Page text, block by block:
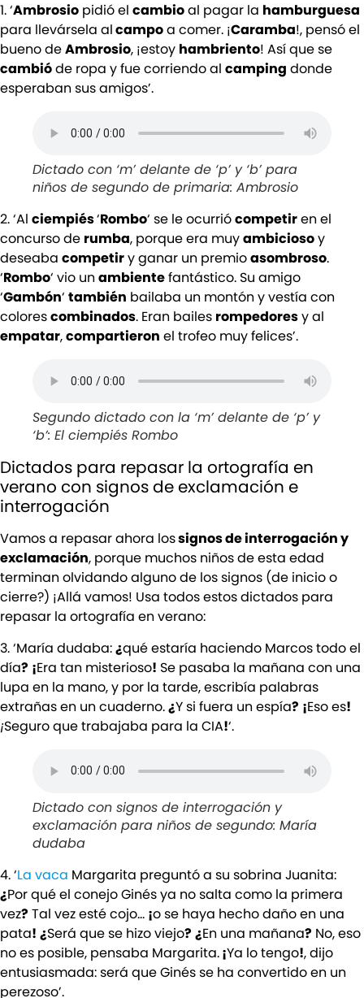
1. ‘Ambrosio pidió el cambioal pagar la hamburguesa
para llevársela alcampoa comer. ¡Caramba!, pensó el
bueno deAmbrosio, ¡estoy hambriento! Así que se
cambióde ropa y fue corriendo al camping donde
esperaban sus amigos’.
Dictado con ‘m’ delante de ‘p’ y ‘b’ para
niños de segundo de primaria: Ambrosio
2. ‘Al ciempiés‘Rombo‘ se le ocurriócompetiren el
concurso de rumba, porque era muyambiciosoy
deseaba competiry ganar un premioasombroso.
‘Rombo‘ vio unambientefantástico. Su amigo
‘Gambón‘ también bailaba un montón y vestía con
colorescombinados. Eran bailes rompedoresy al
empatar,compartieron el trofeo muy felices’.
Segundo dictado con la ‘m’ delante de ‘p’ y
‘b’: El ciempiés Rombo
Dictados para repasar la ortografía en
verano con signos de exclamación e
interrogación
Vamos a repasar ahora lossignos de interrogación y
exclamación, porque muchos niños de esta edad
terminan olvidando alguno de los signos (de inicio o
cierre?) ¡Allá vamos! Usa todos estos dictados para
repasar la ortografía en verano:
3. ‘María dudaba:¿qué estaría haciendo Marcos todo el
día? ¡Era tan misterioso! Se pasaba la mañana con una
lupa en la mano, y por la tarde, escribía palabras
extrañas en un cuaderno.¿Y si fuera un espía? ¡Eso es!
¡Seguro que trabajaba para la CIA!‘.
Dictado con signos de interrogación y
exclamación para niños de segundo: María
dudaba
4. ‘La vaca Margarita preguntó a su sobrina Juanita:
¿Por qué el conejo Ginés ya no salta como la primera
vez? Tal vez esté cojo… ¡o se haya hecho daño en una
pata! ¿Será que se hizo viejo? ¿En una mañana? No, eso
no es posible, pensaba Margarita.¡Ya lo tengo!, dijo
entusiasmada: será que Ginés se ha convertido en un
perezoso’.